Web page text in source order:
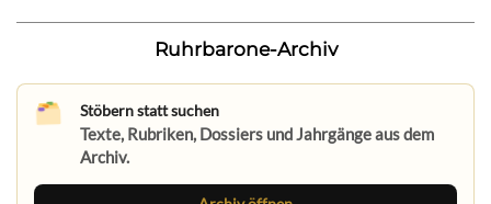
Ruhrbarone-Archiv
Stöbern statt suchen
Texte, Rubriken, Dossiers und Jahrgänge aus dem
Archiv.